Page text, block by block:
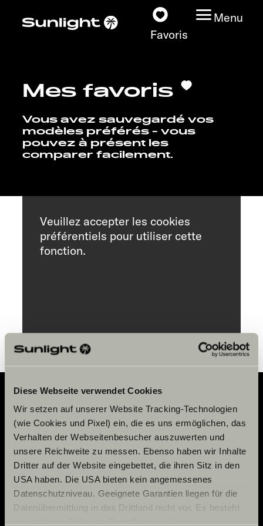
Diese Webseite verwendet Cookies
Wir setzen auf unserer Website Tracking-Technologien
(wie Cookies und Pixel) ein, die es uns ermöglichen, das
Verhalten der Webseitenbesucher auszuwerten und
unsere Reichweite zu messen. Ebenso haben wir Inhalte
Dritter auf der Website eingebettet, die ihren Sitz in den
USA haben. Die USA bieten kein angemessenes
Datenschutzniveau. Geeignete Garantien liegen für die
Datenübermittlung in das Drittland nicht vor. Es besteht
Favoris
Menu
Nos modèles
Configurateur
Recherchez votre
Découvrir
Mes favoris
Vous avez sauvegardé vos
modèles préférés - vous
pouvez à présent les
comparer facilement.
Veuillez accepter les cookies
préférentiels pour utiliser cette
fonction.
Paramètre des cookies
Adventure
Now.
CONTACT